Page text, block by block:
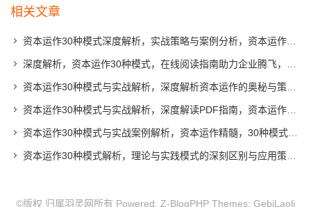
相关文章
资本运作30种模式深度解析，实战策略与案例分析，资本运作30大模式揭秘，实战策略与案例精析
深度解析，资本运作30种模式，在线阅读指南助力企业腾飞，揭秘资本奥秘，30种资本运作模式深度解析指南
资本运作30种模式与实战解析，深度解析资本运作的奥秘与策略，解码资本运作，30种实战模式与策略解析
资本运作30种模式与实战解析，深度解读PDF指南，资本运作30大模式深度解析与实战指南
资本运作30种模式与实战案例解析，资本运作精髓，30种模式深度解析与实战案例分析
资本运作30种模式解析，理论与实践模式的深刻区别与应用策略，资本运作30大模式揭秘，理论与实践应用策略对比
©版权 归属羽灵网所有 Powered: Z-BlogPHP Themes: GebiLaoli